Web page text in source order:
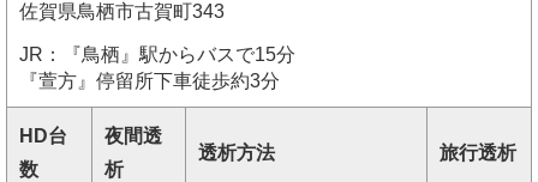
佐賀県鳥栖市古賀町343
JR：『鳥栖』駅からバスで15分
『萱方』停留所下車徒歩約3分
HD台
数
夜間透
析
透析方法 旅行透析